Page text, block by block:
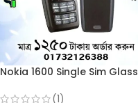
Nokia 1600 Single Sim Glass
(1)